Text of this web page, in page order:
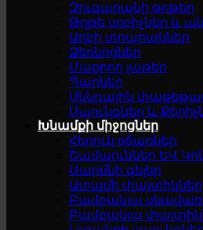
Զուգարանի թղթեր
Թղթե սրբիչներ և
Աղբի տոպրակներ
Ձեռնոցներ
Մաքրող լաթեր
Պարկեր
Սննդային
Սպունգներ և
Խնամքի միջոցներ
Հեղուկ օճառներ
Շամպուններ ԵՎ
Մարմնի գելեր
Ատամի փայտիկներ
Բամբակյա
Բամբակյա